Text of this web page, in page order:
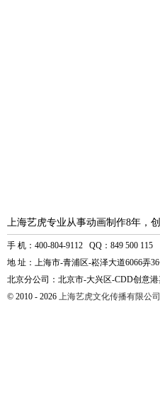
上海艺虎专业从事动画制作8年，
手 机：400-804-9112 QQ：849 500 115
地 址：上海市-青浦区-崧泽大道6066弄
北京分公司：北京市-大兴区-CDD创意
© 2010 - 2026 上海艺虎文化传播有限公司